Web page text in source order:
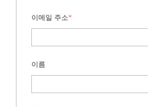
이메일 주소*
이름